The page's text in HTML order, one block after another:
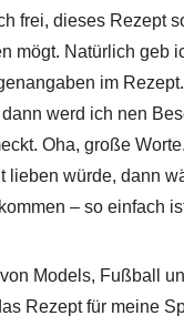
frei, dieses Rezept
mögt. Natürlich geb
im
werd ich nen
Oha, große
lieben würde, dann
– so einfach
Models, Fußball
Rezept für meine